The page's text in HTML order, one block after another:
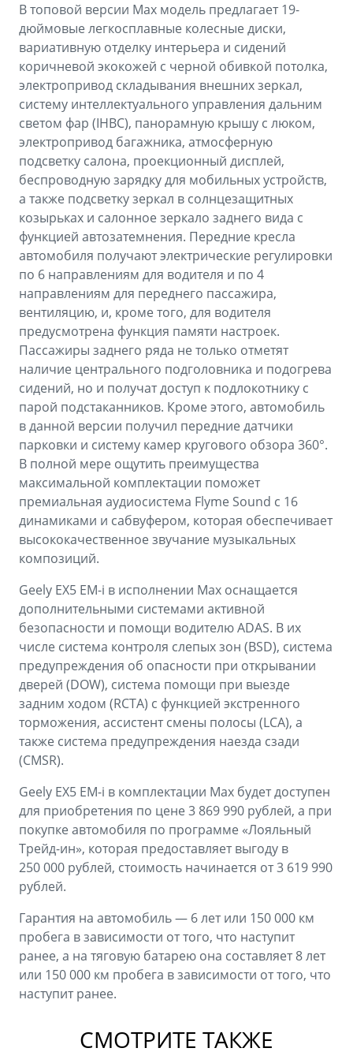
В топовой версии Max модель предлагает 19-
дюймовые легкосплавные колесные диски,
вариативную отделку интерьера и сидений
коричневой экокожей с черной обивкой потолка,
электропривод складывания внешних зеркал,
систему интеллектуального управления дальним
светом фар (IHBC), панорамную крышу с люком,
электропривод багажника, атмосферную
подсветку салона, проекционный дисплей,
беспроводную зарядку для мобильных устройств,
а также подсветку зеркал в солнцезащитных
козырьках и салонное зеркало заднего вида с
функцией автозатемнения. Передние кресла
автомобиля получают электрические регулировки
по 6 направлениям для водителя и по 4
направлениям для переднего пассажира,
вентиляцию, и, кроме того, для водителя
предусмотрена функция памяти настроек.
Пассажиры заднего ряда не только отметят
наличие центрального подголовника и подогрева
сидений, но и получат доступ к подлокотнику с
парой подстаканников. Кроме этого, автомобиль
в данной версии получил передние датчики
парковки и систему камер кругового обзора 360°.
В полной мере ощутить преимущества
максимальной комплектации поможет
премиальная аудиосистема Flyme Sound с 16
динамиками и сабвуфером, которая обеспечивает
высококачественное звучание музыкальных
композиций.
Geely EX5 EM-i в исполнении Max оснащается
дополнительными системами активной
безопасности и помощи водителю ADAS. В их
числе система контроля слепых зон (BSD), система
предупреждения об опасности при открывании
дверей (DOW), система помощи при выезде
задним ходом (RCTA) с функцией экстренного
торможения, ассистент смены полосы (LCA), а
также система предупреждения наезда сзади
(CMSR).
Geely EX5 EM-i в комплектации Max будет доступен
для приобретения по цене 3 869 990 рублей, а при
покупке автомобиля по программе «Лояльный
Трейд-ин», которая предоставляет выгоду в
250 000 рублей, стоимость начинается от 3 619 990
рублей.
Гарантия на автомобиль — 6 лет или 150 000 км
пробега в зависимости от того, что наступит
ранее, а на тяговую батарею она составляет 8 лет
или 150 000 км пробега в зависимости от того, что
наступит ранее.
СМОТРИТЕ ТАКЖЕ